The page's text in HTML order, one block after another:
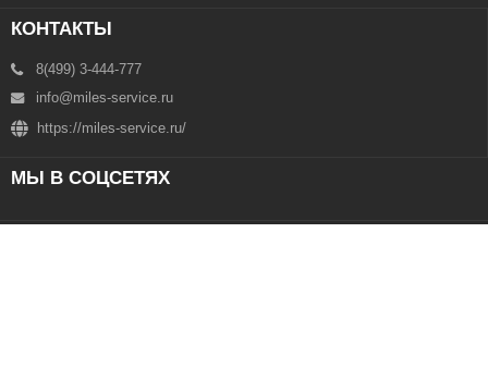
КОНТАКТЫ
8(499) 3-444-777
info@miles-service.ru
https://miles-service.ru/
МЫ В СОЦСЕТЯХ